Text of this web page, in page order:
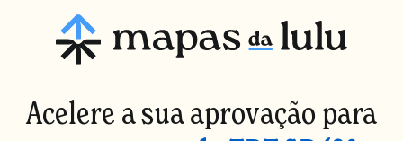
Acelere a sua aprovação para